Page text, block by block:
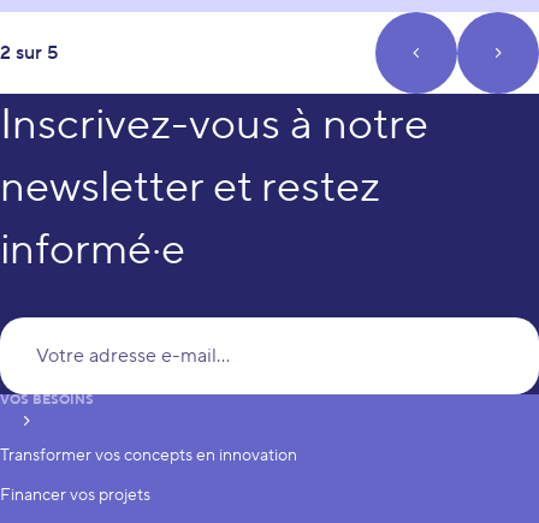
page
2 sur 5
prev_page
Inscrivez-vous à notre
newsletter et restez
informé·e
S’inscrire
VOS BESOINS
Transformer vos concepts en innovation
Financer vos projets